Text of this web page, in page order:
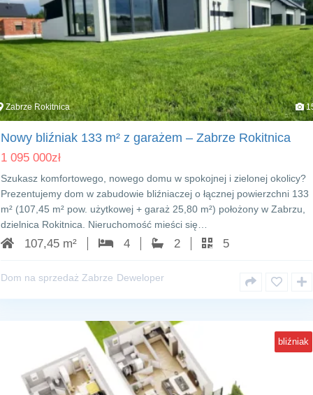
Zabrze Rokitnica
Nowy bliźniak 133 m² z garażem – Zabrze Rokitnica
1 095 000zł
Szukasz komfortowego, nowego domu w spokojnej i zielonej okolicy?
Prezentujemy dom w zabudowie bliźniaczej o łącznej powierzchni 133
m² (107,45 m² pow. użytkowej + garaż 25,80 m²) położony w Zabrzu,
dzielnica Rokitnica. Nieruchomość mieści się…
107,45 m² 4 2 5
Dom na sprzedaż Zabrze Deweloper
bliźniak